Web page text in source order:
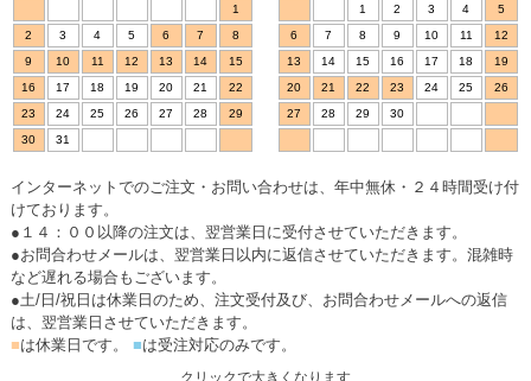
1
2
3 4 5 6 7
8
9
10 11 12 13 14
15
16
17 18 19 20 21
22
23
24 25 26 27 28
29
30
31
1
2 3 4
5
6
7 8 9 10 11
12
13
14 15 16 17 18
19
20
21 22 23 24 25
26
27
28 29 30
インターネットでのご注文・お問い合わせは、年中無休・２４時間受け付
けております。
●１４：００以降の注文は、翌営業日に受付させていただきます。
●お問合わせメールは、翌営業日以内に返信させていただきます。混雑時
など遅れる場合もございます。
●土/日/祝日は休業日のため、注文受付及び、お問合わせメールへの返信
は、翌営業日させていただきます。
■は休業日です。 ■は受注対応のみです。
クリックで大きくなります